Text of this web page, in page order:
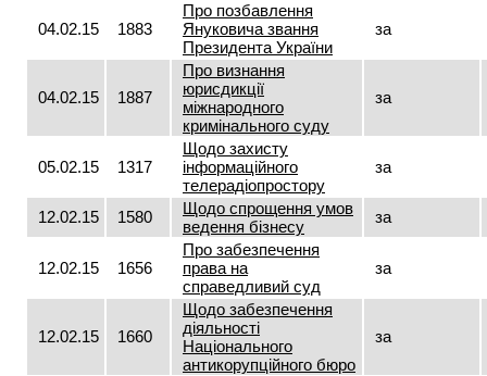
04.02.15 1883
Про позбавлення
Януковича звання
Президента України
за
04.02.15 1887
Про визнання
юрисдикції
міжнародного
кримінального суду
за
05.02.15 1317
Щодо захисту
інформаційного
телерадіопростору
за
12.02.15 1580
Щодо спрощення умов
ведення бізнесу
за
12.02.15 1656
Про забезпечення
права на
справедливий суд
за
12.02.15 1660
Щодо забезпечення
діяльності
Національного
антикорупційного бюро
за